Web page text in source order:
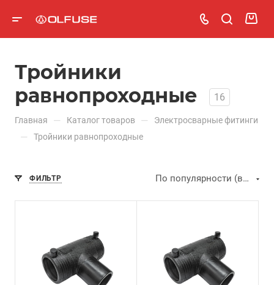
Тройники
равнопроходные
16
Главная — Каталог товаров — Электросварные фитинги
— Тройники равнопроходные
ФИЛЬТР По популярности (возрастание)